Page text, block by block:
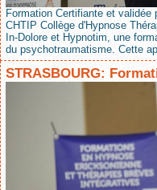
Formation Certifiante et
CHTIP Collège d'Hypnose
In-Dolore et Hypnotim, une
du psychotraumatisme. Cette
STRASBOURG: